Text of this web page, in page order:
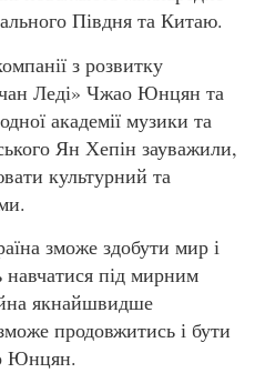
Півдня та Китаю.
з розвитку
Леді» Чжао Юнцян та
академії музики та
Ян Хепін зауважили,
культурний та
зможе здобути мир і
навчатися під мирним
якнайшвидше
продовжитись і бути
Юнцян.